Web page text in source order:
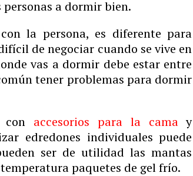
a dormir bien.
la persona, es diferente para
de negociar cuando se vive en
vas a dormir debe estar entre
tener problemas para dormir
accesorios para la camay
edredones individuales puede
ser de utilidad las mantas
paquetes de gel frío.